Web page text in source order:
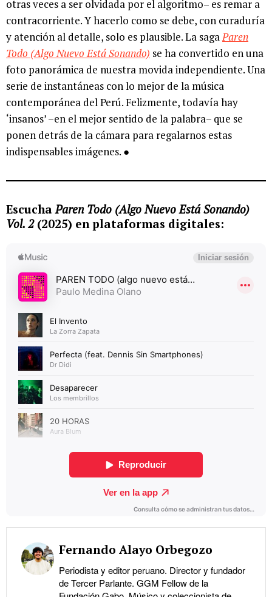
otras veces a ser olvidada por el algoritmo– es remar a
contracorriente. Y hacerlo como se debe, con curaduría
y atención al detalle, solo es plausible. La sagaParen
Todo (Algo Nuevo Está Sonando) se ha convertido en una
foto panorámica de nuestra movida independiente. Una
serie de instantáneas con lo mejor de la música
contemporánea del Perú. Felizmente, todavía hay
‘insanos’ –en el mejor sentido de la palabra– que se
ponen detrás de la cámara para regalarnos estas
indispensables imágenes. ●
EscuchaParen Todo (Algo Nuevo Está Sonando)
Vol. 2(2025) en plataformas digitales:
Fernando Alayo Orbegozo
Periodista y editor peruano. Director y fundador
de Tercer Parlante. GGM Fellow de la